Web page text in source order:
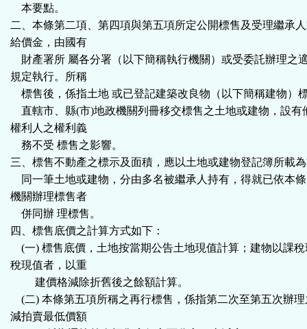
本要點。
二、本條第二項、第四項與第五項所定公開標售及受理繼承
給價金，由國有
財產署所 屬各分署（以下簡稱執行機關）或受委託辦理之
規定執行。所稱
標售後，係指土地 或已登記建築改良物（以下簡稱建物）
直轄市、縣(市)地政機關列冊移交標售之土地或建物，設有
權利人之權利義
務不受 標售之影響。
三、標售不動產之標示及面積，應以土地或建物登記簿所載
同一筆土地或建物，分由多名被繼承人持有，得就已依本
機關辦理標售者
併同辦 理標售。
四、 標售底價之計算方式如下：
(一) 標售底價，土地按當期公告土地現值計算；建物以課
稅現值者，以重
建價格減除折舊後之餘額計算。
(二) 本條第五項所稱之再行標售，係指第二次至第五次辦
減拍賣最低價額